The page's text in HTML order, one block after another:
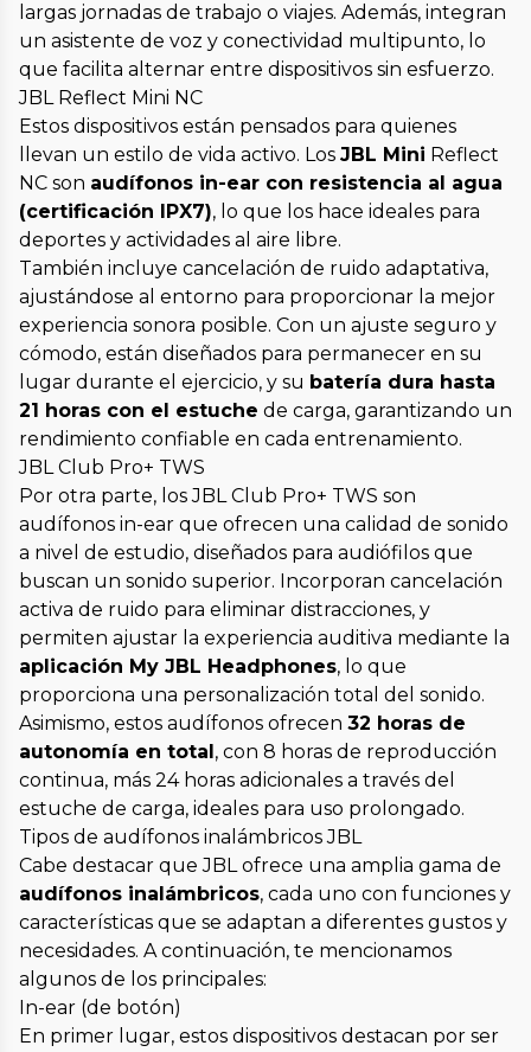
largas jornadas de trabajo o viajes. Además, integran
un asistente de voz y conectividad multipunto, lo
que facilita alternar entre dispositivos sin esfuerzo.
JBL Reflect Mini NC
Estos dispositivos están pensados para quienes
llevan un estilo de vida activo. Los JBL Mini Reflect
NC son audífonos in-ear con resistencia al agua
(certificación IPX7), lo que los hace ideales para
deportes y actividades al aire libre.
También incluye cancelación de ruido adaptativa,
ajustándose al entorno para proporcionar la mejor
experiencia sonora posible. Con un ajuste seguro y
cómodo, están diseñados para permanecer en su
lugar durante el ejercicio, y su batería dura hasta
21 horas con el estuche de carga, garantizando un
rendimiento confiable en cada entrenamiento.
JBL Club Pro+ TWS
Por otra parte, los JBL Club Pro+ TWS son
audífonos in-ear que ofrecen una calidad de sonido
a nivel de estudio, diseñados para audiófilos que
buscan un sonido superior. Incorporan cancelación
activa de ruido para eliminar distracciones, y
permiten ajustar la experiencia auditiva mediante la
aplicación My JBL Headphones, lo que
proporciona una personalización total del sonido.
Asimismo, estos audífonos ofrecen 32 horas de
autonomía en total, con 8 horas de reproducción
continua, más 24 horas adicionales a través del
estuche de carga, ideales para uso prolongado.
Tipos de audífonos inalámbricos JBL
Cabe destacar que JBL ofrece una amplia gama de
audífonos inalámbricos, cada uno con funciones y
características que se adaptan a diferentes gustos y
necesidades. A continuación, te mencionamos
algunos de los principales:
In-ear (de botón)
En primer lugar, estos dispositivos destacan por ser